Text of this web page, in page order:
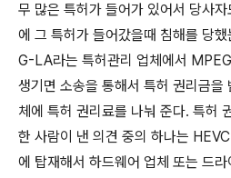
무 많은 특허가 들어가 있어서 당사
에 그 특허가 들어갔을때 침해를 당
G-LA라는 특허관리 업체에서
생기면 소송을 통해서 특허 권리금
체에 특허 권리료를 나눠 준다. 특허
한 사람이 낸 의견 중의 하나는
에 탑재해서 하드웨어 업체 또는 드